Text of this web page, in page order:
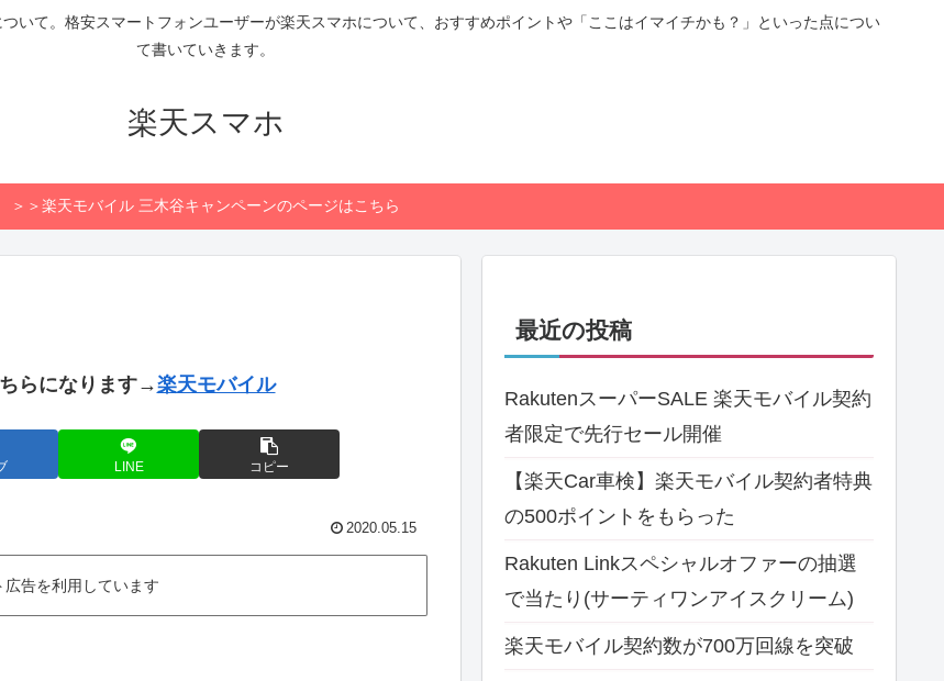
いて。格安スマートフォンユーザーが楽天スマホについて、おすすめポイントや「ここはイマイチかも？」といった点につい
て書いていきます。
楽天スマホ
＞＞楽天モバイル 三木谷キャンペーンのページはこちら
らになります→楽天モバイル
LINE コピー
2020.05.15
告を利用しています
最近の投稿
RakutenスーパーSALE 楽天モバイル契約
者限定で先行セール開催
【楽天Car車検】楽天モバイル契約者特典
の500ポイントをもらった
Rakuten Linkスペシャルオファーの抽選
で当たり(サーティワンアイスクリーム)
楽天モバイル契約数が700万回線を突破